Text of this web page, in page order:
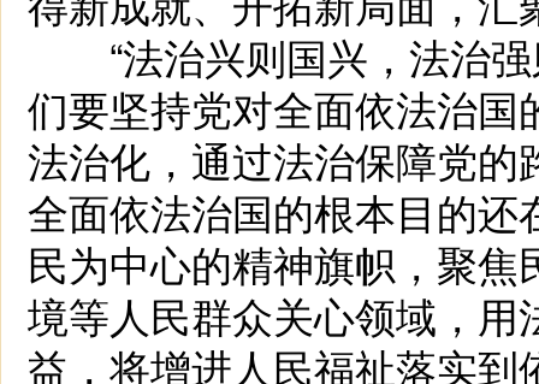
“法治兴则国兴，法治强
们要坚持党对全面依法治
法治化，通过法治保障党
全面依法治国的根本目的
民为中心的精神旗帜，聚
境等人民群众关心领域，
益，将增进人民福祉落实到